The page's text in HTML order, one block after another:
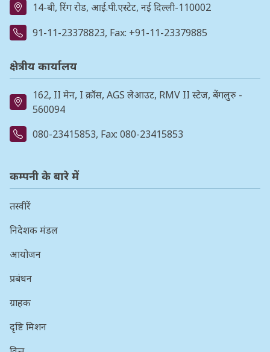
14-बी, रिंग रोड, आई.पी.एस्टेट, नई दिल्ली-110002
91-11-23378823, Fax: +91-11-23379885
क्षेत्रीय कार्यालय
162, II मेन, I क्रॉस, AGS लेआउट, RMV II स्टेज, बेंगलुरु -
560094
080-23415853, Fax: 080-23415853
कम्पनी के बारे में
तस्वीरें
निदेशक मंडल
आयोजन
प्रबंधन
ग्राहक
दृष्टि मिशन